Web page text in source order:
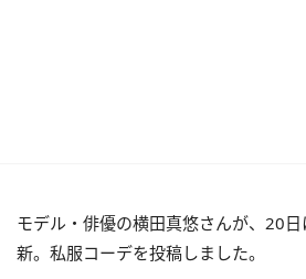
モデル・俳優の横田真悠さんが、20
新。私服コーデを投稿しました。